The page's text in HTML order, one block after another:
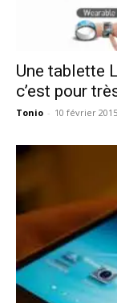
Une tablette
c’est pour
Tonio - 10 février 2015